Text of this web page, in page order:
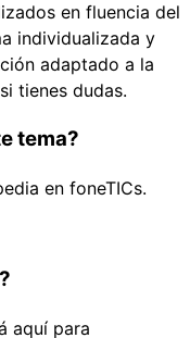
en fluencia del
individualizada y
adaptado a la
tienes dudas.
tema?
en foneTICs.
aquí para